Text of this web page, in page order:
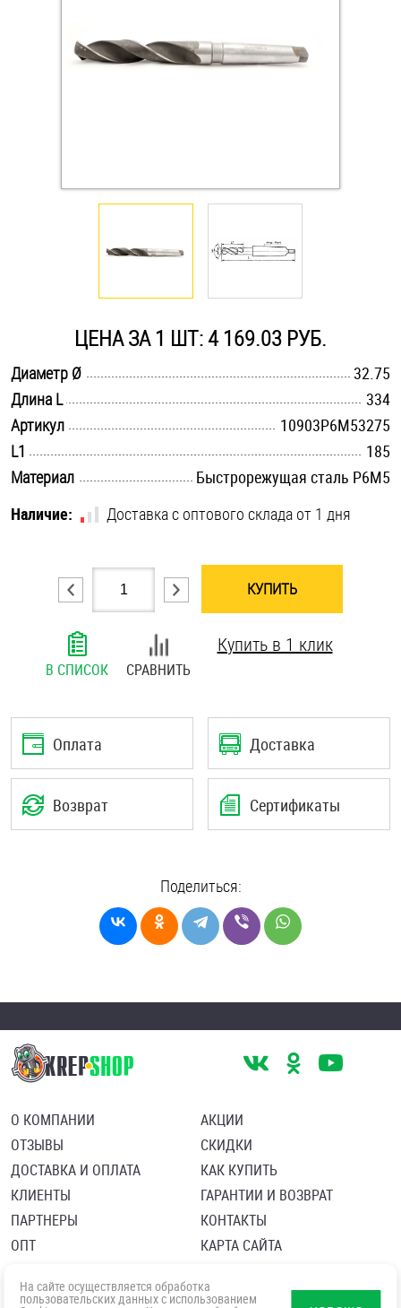
Саморезы и шурупы
Стопорные кольца
Такелаж
Хомуты
Шпильки
Шплинты
Штифты и пальцы
ЦЕНА ЗА 1 ШТ: 4 169.03 РУБ.
Диаметр Ø
32.75
Длина L
334
Артикул
10903Р6М53275
L1
185
Материал
Быстрорежущая сталь Р6М5
Наличие:
Доставка с оптового склада от 1 дня
КУПИТЬ
В СПИСОК СРАВНИТЬ
Купить в 1 клик
Оплата Доставка
Возврат Сертификаты
Поделиться:
О КОМПАНИИ
ОТЗЫВЫ
ДОСТАВКА И ОПЛАТА
КЛИЕНТЫ
ПАРТНЕРЫ
ОПТ
АКЦИИ
СКИДКИ
КАК КУПИТЬ
ГАРАНТИИ И ВОЗВРАТ
КОНТАКТЫ
КАРТА САЙТА
Политика в отношении обработки персональных данных
Согласие посетителя сайта на обработку персональных данны
На сайте осуществляется обработка
пользовательских данных с использованием